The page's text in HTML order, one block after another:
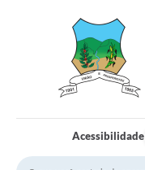
Acessibilidade